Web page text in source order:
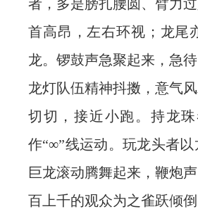
者，多是膀扎腰圆、臂力
首高昂，左右环视；龙尾
龙。锣鼓声急聚起来，急
龙灯队伍精神抖擞，意气
切切，接近小跑。持龙
作“∞”线运动。玩龙头者
巨龙滚动腾舞起来，鞭炮
百上千的观众为之雀跃倾